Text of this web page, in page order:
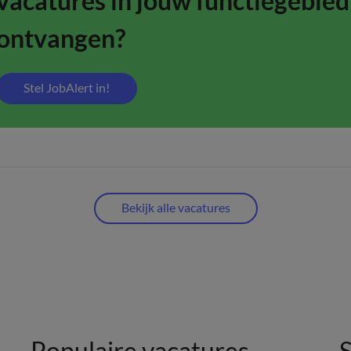
Stel JobAlert in!
Bekijk alle vacatures